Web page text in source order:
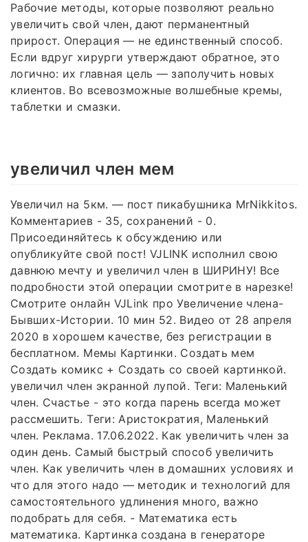
Рабочие методы, которые позволяют реально
увеличить свой член, дают перманентный
прирост. Операция — не единственный способ.
Если вдруг хирурги утверждают обратное, это
логично: их главная цель — заполучить новых
клиентов. Во всевозможные волшебные кремы,
таблетки и смазки.
увеличил член мем
Увеличил на 5км. — пост пикабушника MrNikkitos.
Комментариев - 35, сохранений - 0.
Присоединяйтесь к обсуждению или
опубликуйте свой пост! VJLINK исполнил свою
давнюю мечту и увеличил член в ШИРИНУ! Все
подробности этой операции смотрите в нарезке!
Смотрите онлайн VJLink про Увеличение члена-
Бывших-Истории. 10 мин 52. Видео от 28 апреля
2020 в хорошем качестве, без регистрации в
бесплатном. Мемы Картинки. Создать мем
Создать комикс + Создать со своей картинкой.
увеличил член экранной лупой. Теги: Маленький
член. Счастье - это когда парень всегда может
рассмешить. Теги: Аристократия, Маленький
член. Реклама. 17.06.2022. Как увеличить член за
один день. Самый быстрый способ увеличить
член. Как увеличить член в домашних условиях и
что для этого надо — методик и технологий для
самостоятельного удлинения много, важно
подобрать для себя. - Математика есть
математика. Картинка создана в генераторе